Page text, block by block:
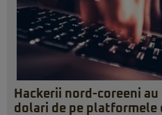
Hackerii nord-coreeni
dolari de pe platformele